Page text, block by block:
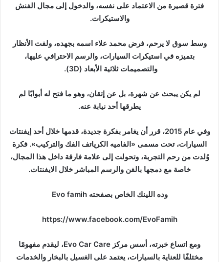
فترة قصيرة من الاعتماد على نفسه، والدخول إلى مجال الفنش
والاستيكرات.
وسط سوق لا يرحم، فرض محمد علاء اسمه بجهده، ولفت الأنظار
بتميزه في استيكرات السيارات، والرسم الاحترافي عليها،
والتصميمات ثلاثية الأبعاد (3D).
لم يكن يبحث عن شهرة، بل عن إتقان، وهو ما فتح له أبوابًا لم
يطرقها أحد نيابة عنه.
وفي عام 2015، قرر أن يغامر بفكرة جديدة، قدمها خلال أحد إيفنتات
السيارات، تحت مسمى «الفاميه الكرياتف الفك والتركيب». فكرة
وُلدت من رحم التجربة، وتحولت إلى علامة فارقة داخل هذا المجال،
خاصة مع دمجها بالفن والرسم المباشر خلال الايفنتات.
وده اللينك الخاص بصفحته Evo famih
https://www.facebook.com/EvoFamih
ومع اتساع خبرته، أسس مركز Evo Car Care، ليقدم مفهومًا
مختلفًا للعناية بالسيارات، يعتمد على الغسيل بالبخار والخدمات